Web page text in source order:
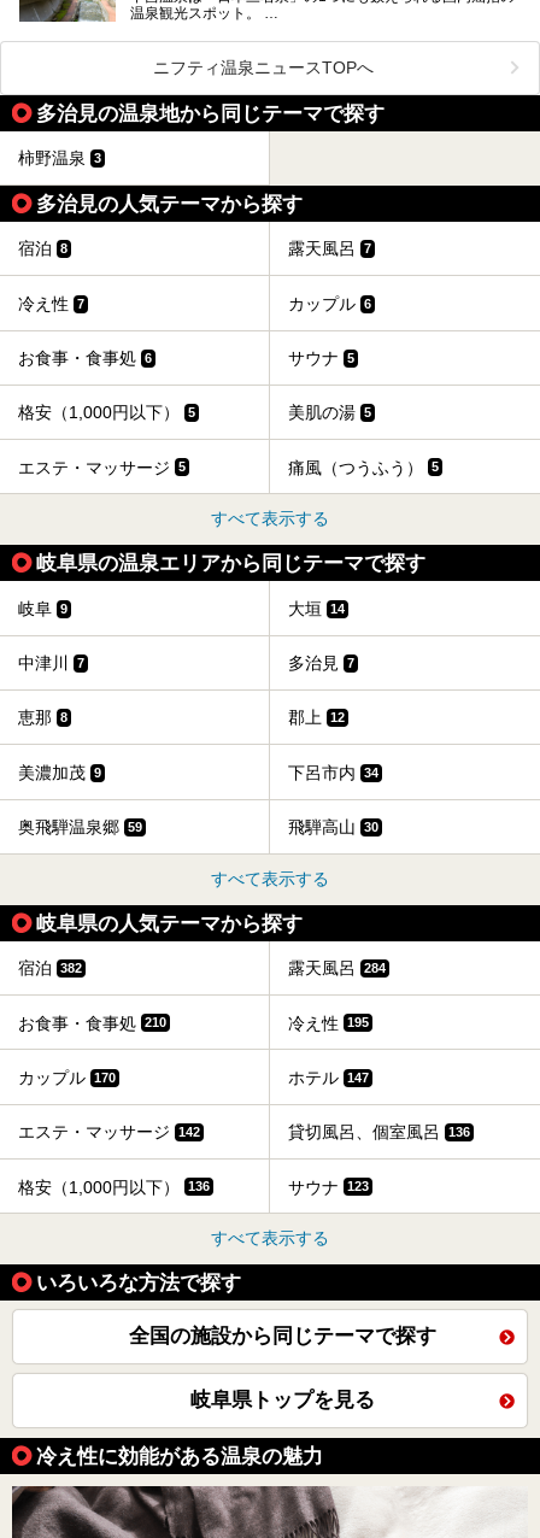
温泉観光スポット。
のグルメを楽しんだり、周辺にある名所にも足を伸ばしたり
したいもの。
本記事では、下呂温泉エリアにあるおすすめの観光スポット
をご紹介するとともに散策する際のモデルコースもご提案。
下呂温泉観光をたっぷりとガイドします！
ニフティ温泉ニュースTOPへ
多治見の温泉地から同じテーマで探す
柿野温泉 3
多治見の人気テーマから探す
宿泊 8 露天風呂 7
冷え性 7 カップル 6
お食事・食事処 6 サウナ 5
格安（1,000円以下） 5 美肌の湯 5
エステ・マッサージ 5 痛風（つうふう） 5
すべて表示する
岐阜県の温泉エリアから同じテーマで探す
岐阜 9 大垣 14
中津川 7 多治見 7
恵那 8 郡上 12
美濃加茂 9 下呂市内 34
奥飛騨温泉郷 59 飛騨高山 30
すべて表示する
岐阜県の人気テーマから探す
宿泊 382 露天風呂 284
お食事・食事処 210 冷え性 195
カップル 170 ホテル 147
エステ・マッサージ 142 貸切風呂、個室風呂 136
格安（1,000円以下） 136 サウナ 123
すべて表示する
いろいろな方法で探す
全国の施設から同じテーマで探す
岐阜県トップを見る
冷え性に効能がある温泉の魅力